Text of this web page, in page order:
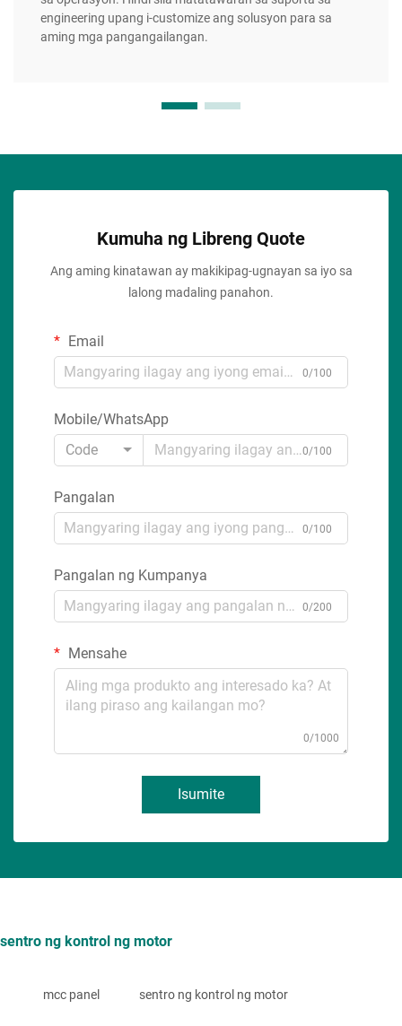
engineering upang i-customize ang solusyon para sa
aming mga pangangailangan.
Kumuha ng Libreng Quote
Ang aming kinatawan ay makikipag-ugnayan sa iyo sa
lalong madaling panahon.
Email
0/100
Mobile/WhatsApp
Code
0/100
Pangalan
0/100
Pangalan ng Kumpanya
0/200
Mensahe
0/1000
Isumite
sentro ng kontrol ng motor
mcc panel sentro ng kontrol ng motor